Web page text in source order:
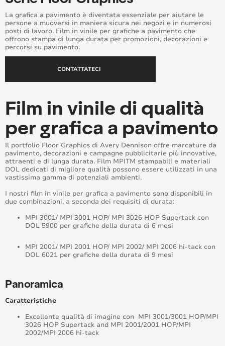
La grafica a pavimento è diventata essenziale per aiutare le
persone a muoversi in maniera sicura nei negozi e in numerosi
posti di lavoro. Film in vinile per grafiche a pavimento che
offrono stampa di lunga durata per promozioni, decorazioni e
percorsi su pavimento.
CONTATTATECI
Film in vinile di qualità
per grafica a pavimento
Il portfolio Floor Graphics di Avery Dennison offre marcature da
pavimento, decorazioni e campagne pubblicitarie più innovative,
attraenti e di lunga durata. Film MPITM stampabili e materiali
DOL dedicati di migliore qualità possono essere utilizzati in una
vastissima gamma di potenziali ambienti.
I nostri film in vinile per grafica a pavimento sono disponibili in
due combinazioni, a seconda dei requisiti di durata:
MPI 3001/ MPI 3001 HOP/ MPI 3026 HOP Supertack con
DOL 5900 per grafiche della durata di 6 mesi
MPI 2001/ MPI 2001 HOP/ MPI 2002/ MPI 2006 hi-tack con
DOL 6021 per grafiche della durata di 9 mesi
Panoramica
Caratteristiche
Excellente qualità di imagine con MPI 3001/3001 HOP/MPI
3026 HOP Supertack and MPI 2001/2001 HOP/MPI
2002/MPI 2006 hi-tack
Supreme Wrap™ Care
Window Films